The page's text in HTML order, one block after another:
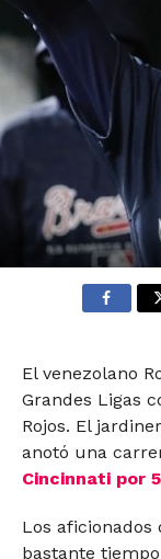
El venezolano
Grandes Ligas
Rojos. El
anotó una
Cincinnati por
Los aficionados
bastante